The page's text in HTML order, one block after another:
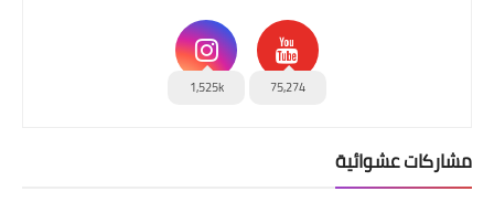
75,274
1,525k
مشاركات عشوائية